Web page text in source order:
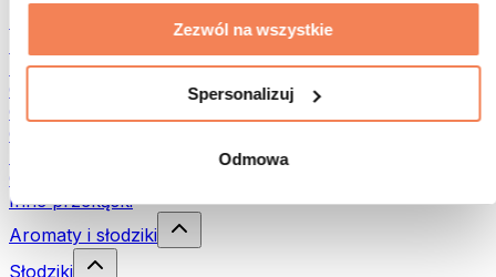
Zezwól na wszystkie
Spersonalizuj
Odmowa
Suszone mięso
Owoce liofilizowane
Ciastka proteinowe
Chipsy i chrupki
Czekolady
Inne przekąski
Aromaty i słodziki
Słodziki